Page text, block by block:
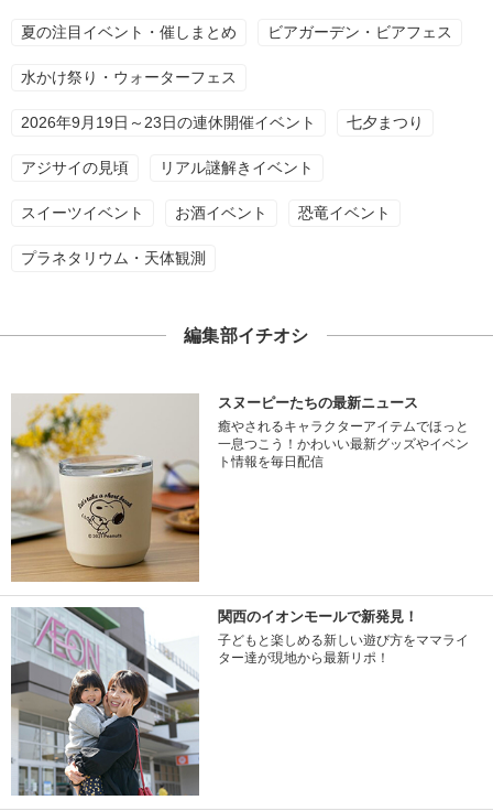
夏の注目イベント・催しまとめ ビアガーデン・ビアフェス
水かけ祭り・ウォーターフェス
2026年9月19日～23日の連休開催イベント 七夕まつり
アジサイの見頃 リアル謎解きイベント
スイーツイベント お酒イベント 恐竜イベント
プラネタリウム・天体観測
編集部イチオシ
スヌーピーたちの最新ニュース
癒やされるキャラクターアイテムでほっと
一息つこう！かわいい最新グッズやイベン
ト情報を毎日配信
関西のイオンモールで新発見！
子どもと楽しめる新しい遊び方をママライ
ター達が現地から最新リポ！